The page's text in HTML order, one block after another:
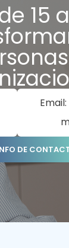
15
DE